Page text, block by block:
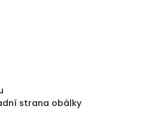
strana obálky